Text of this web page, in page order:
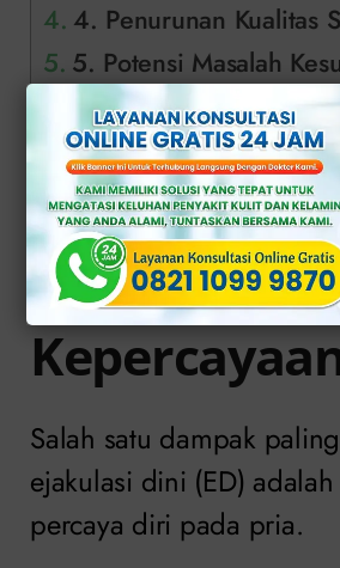
4. Penurunan Kualitas
5. Potensi Masalah
Apa yang Harus Anda
Solusi Tepat Atasi Efek
di Klinik Apollo
1.
Salah satu dampak
ejakulasi dini (ED)
percaya diri pada pria.